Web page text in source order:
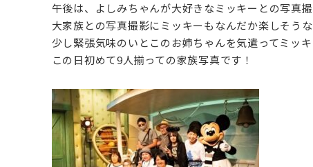
午後は、よしみちゃんが大好きなミッキーとの写真撮
大家族との写真撮影にミッキーもなんだか楽しそうな
少し緊張気味のいとこのお姉ちゃんを気遣ってミッ
この日初めて9人揃っての家族写真です！